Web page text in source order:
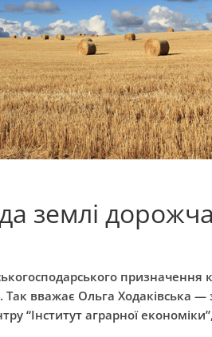
землі
Так вважає Ольга Ходаківська —
“Інститут аграрної